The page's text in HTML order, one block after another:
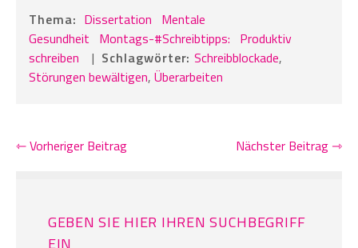
Thema: Dissertation Mentale
Gesundheit Montags-#Schreibtipps: Produktiv
schreiben
| Schlagwörter:Schreibblockade,
Störungen bewältigen, Überarbeiten
⇽ Vorheriger Beitrag Nächster Beitrag ⇾
GEBEN SIE HIER IHREN SUCHBEGRIFF
EIN